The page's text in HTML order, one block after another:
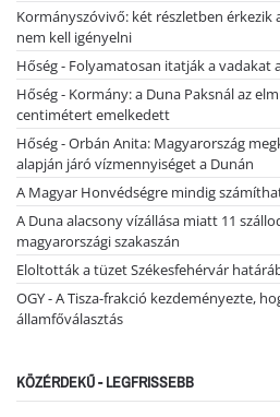
Kormányszóvivő: két részletben érkezik
nem kell igényelni
Hőség - Folyamatosan itatják a vadakat
Hőség - Kormány: a Duna Paksnál az
centimétert emelkedett
Hőség - Orbán Anita: Magyarország
alapján járó vízmennyiséget a Dunán
A Magyar Honvédségre mindig
A Duna alacsony vízállása miatt 11
magyarországi szakaszán
Eloltották a tüzet Székesfehérvár
OGY - A Tisza-frakció kezdeményezte,
államfőválasztás
KÖZÉRDEKŰ - LEGFRISSEBB